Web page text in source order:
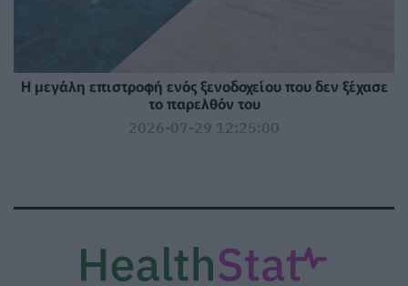
Η μεγάλη επιστροφή ενός ξενοδοχείου που δεν ξέχασε
το παρελθόν του
2026-07-29 12:25:00